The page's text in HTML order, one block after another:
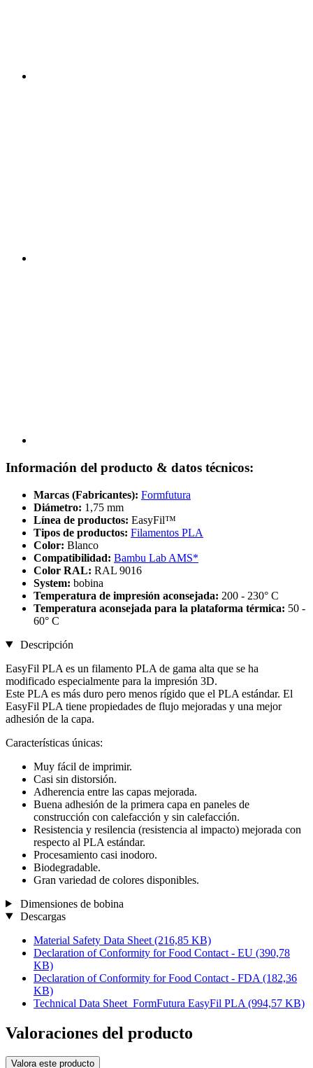
Información del producto & datos técnicos:
Marcas (Fabricantes): Formfutura
Diámetro: 1,75 mm
Línea de productos: EasyFil™
Tipos de productos: Filamentos PLA
Color: Blanco
Compatibilidad: Bambu Lab AMS*
Color RAL: RAL 9016
System: bobina
Temperatura de impresión aconsejada: 200 - 230° C
Temperatura aconsejada para la plataforma térmica: 50 -
60° C
Descripción
EasyFil PLA es un filamento PLA de gama alta que se ha
modificado especialmente para la impresión 3D.
Este PLA es más duro pero menos rígido que el PLA estándar. El
EasyFil PLA tiene propiedades de flujo mejoradas y una mejor
adhesión de la capa.
Características únicas:
Muy fácil de imprimir.
Casi sin distorsión.
Adherencia entre las capas mejorada.
Buena adhesión de la primera capa en paneles de
construcción con calefacción y sin calefacción.
Resistencia y resilencia (resistencia al impacto) mejorada con
respecto al PLA estándar.
Procesamiento casi inodoro.
Biodegradable.
Gran variedad de colores disponibles.
Dimensiones de bobina
Descargas
Material Safety Data Sheet (216,85 KB)
Declaration of Conformity for Food Contact - EU (390,78
KB)
Declaration of Conformity for Food Contact - FDA (182,36
KB)
Technical Data Sheet_FormFutura EasyFil PLA (994,57 KB)
Valoraciones del producto
Valora este producto